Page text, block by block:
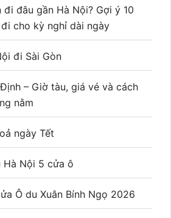
đâu gần Hà Nội? Gợi ý 10
cho kỳ nghỉ dài ngày
đi Sài Gòn
– Giờ tàu, giá vé và cách
nằm
ngày Tết
Nội 5 cửa ô
Ô du Xuân Bính Ngọ 2026